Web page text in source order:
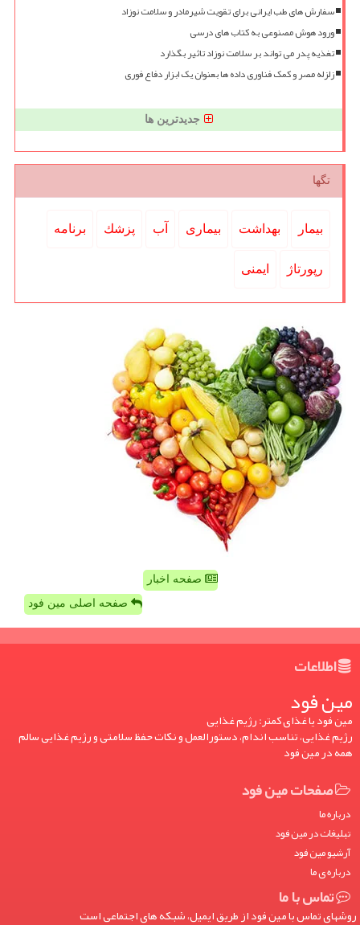
سفارش های طب ایرانی برای تقویت شیرمادر و سلامت نوزاد
ورود هوش مصنوعی به کتاب های درسی
تغذیه پدر می تواند بر سلامت نوزاد تاثیر بگذارد
زلزله مصر و کمک فناوری داده ها بعنوان یک ابزار دفاع فوری
جدیدترین ها
تگها
بیمار بهداشت بیماری آب پزشك برنامه
رپورتاژ ایمنی
صفحه اخبار
صفحه اصلی مین فود
اطلاعات
مین فود
مین فود یا غذای کمتر: رژیم غذایی
رژیم غذایی، تناسب اندام، دستورالعمل و نکات حفظ سلامتی و رژیم غذایی سالم
همه در مین فود
صفحات مین فود
درباره ما
تبلیغات در مین فود
آرشیو مین فود
درباره ی ما
تماس با ما
روشهای تماس با مین فود از طریق ایمیل، شبکه های اجتماعی است